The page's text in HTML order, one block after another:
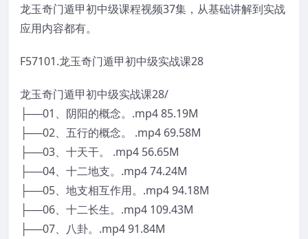
龙玉奇门遁甲初中级课程视频37集，从基础讲解到实战
应用内容都有。
F57101.龙玉奇门遁甲初中级实战课28
龙玉奇门遁甲初中级实战课28/
├──01、阴阳的概念。.mp4 85.19M
├──02、五行的概念。 .mp4 69.58M
├──03、十天干。 .mp4 56.65M
├──04、十二地支。.mp4 74.24M
├──05、地支相互作用。.mp4 94.18M
├──06、十二长生。.mp4 109.43M
├──07、八卦。.mp4 91.84M